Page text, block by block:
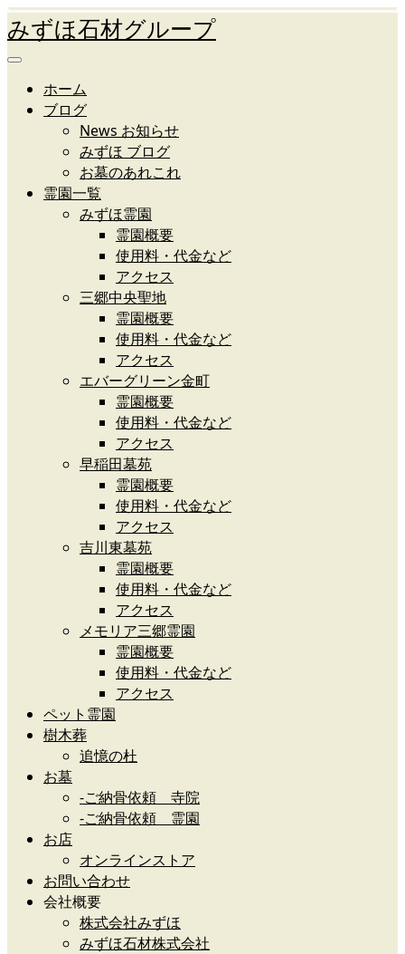
みずほ石材グループ
ホーム
ブログ
News お知らせ
みずほ ブログ
お墓のあれこれ
霊園一覧
みずほ霊園
霊園概要
使用料・代金など
アクセス
三郷中央聖地
霊園概要
使用料・代金など
アクセス
エバーグリーン金町
霊園概要
使用料・代金など
アクセス
早稲田墓苑
霊園概要
使用料・代金など
アクセス
吉川東墓苑
霊園概要
使用料・代金など
アクセス
メモリア三郷霊園
霊園概要
使用料・代金など
アクセス
ペット霊園
樹木葬
追憶の杜
お墓
-ご納骨依頼 寺院
-ご納骨依頼 霊園
お店
オンラインストア
お問い合わせ
会社概要
株式会社みずほ
みずほ石材株式会社